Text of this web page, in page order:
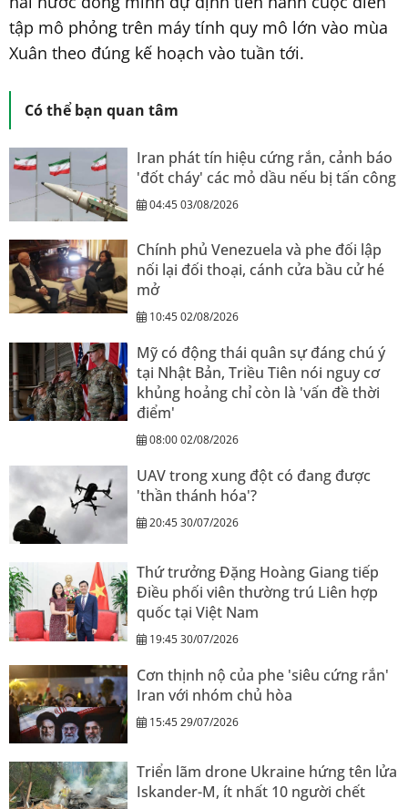
tập mô phỏng trên máy tính quy mô lớn vào mùa
Xuân theo đúng kế hoạch vào tuần tới.
Có thể bạn quan tâm
Iran phát tín hiệu cứng rắn, cảnh báo
'đốt cháy' các mỏ dầu nếu bị tấn công
04:45 03/08/2026
Chính phủ Venezuela và phe đối lập
nối lại đối thoại, cánh cửa bầu cử hé
mở
10:45 02/08/2026
Mỹ có động thái quân sự đáng chú ý
tại Nhật Bản, Triều Tiên nói nguy cơ
khủng hoảng chỉ còn là 'vấn đề thời
điểm'
08:00 02/08/2026
UAV trong xung đột có đang được
'thần thánh hóa'?
20:45 30/07/2026
Thứ trưởng Đặng Hoàng Giang tiếp
Điều phối viên thường trú Liên hợp
quốc tại Việt Nam
19:45 30/07/2026
Cơn thịnh nộ của phe 'siêu cứng rắn'
Iran với nhóm chủ hòa
15:45 29/07/2026
Triển lãm drone Ukraine hứng tên lửa
Iskander-M, ít nhất 10 người chết